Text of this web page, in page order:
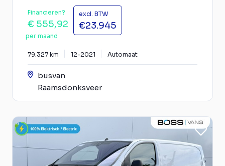
Financieren?
€ 555,92
per maand
excl. BTW
€23.945
79.327 km 12-2021 Automaat
busvan
Raamsdonksveer